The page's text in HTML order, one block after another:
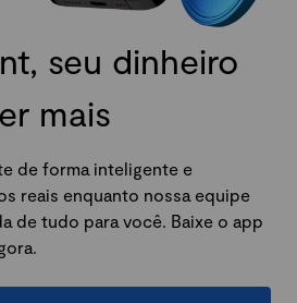
seu dinheiro
mais
de forma inteligente e
reais enquanto nossa equipe
de tudo para você. Baixe o app